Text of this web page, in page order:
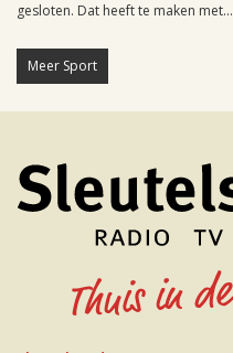
gesloten. Dat heeft te maken met...
Meer Sport